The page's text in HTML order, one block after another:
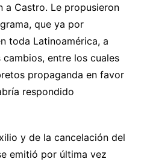
Castro. Le propusieron
que ya por
toda Latinoamérica, a
entre los cuales
propaganda en favor
respondido
y de la cancelación del
emitió por última vez